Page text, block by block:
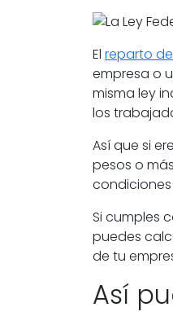
El reparto
empresa o
misma ley
los
Así que si
pesos o
Si cumples
puedes
de tu
Así